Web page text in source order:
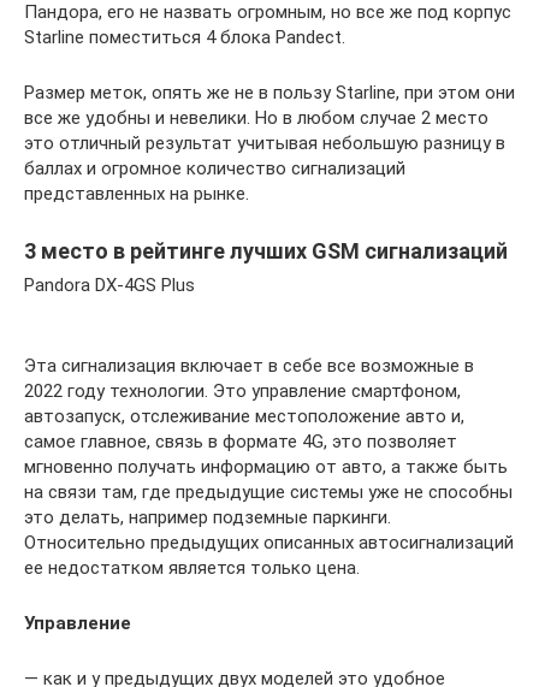
Пандора, его не назвать огромным, но все же под корпус
Starline поместиться 4 блока Pandect.
Размер меток, опять же не в пользу Starline, при этом они
все же удобны и невелики. Но в любом случае 2 место
это отличный результат учитывая небольшую разницу в
баллах и огромное количество сигнализаций
представленных на рынке.
3 место в рейтинге лучших GSM сигнализаций
Pandora DX-4GS Plus
Эта сигнализация включает в себе все возможные в
2022 году технологии. Это управление смартфоном,
автозапуск, отслеживание местоположение авто и,
самое главное, связь в формате 4G, это позволяет
мгновенно получать информацию от авто, а также быть
на связи там, где предыдущие системы уже не способны
это делать, например подземные паркинги.
Относительно предыдущих описанных автосигнализаций
ее недостатком является только цена.
Управление
— как и у предыдущих двух моделей это удобное